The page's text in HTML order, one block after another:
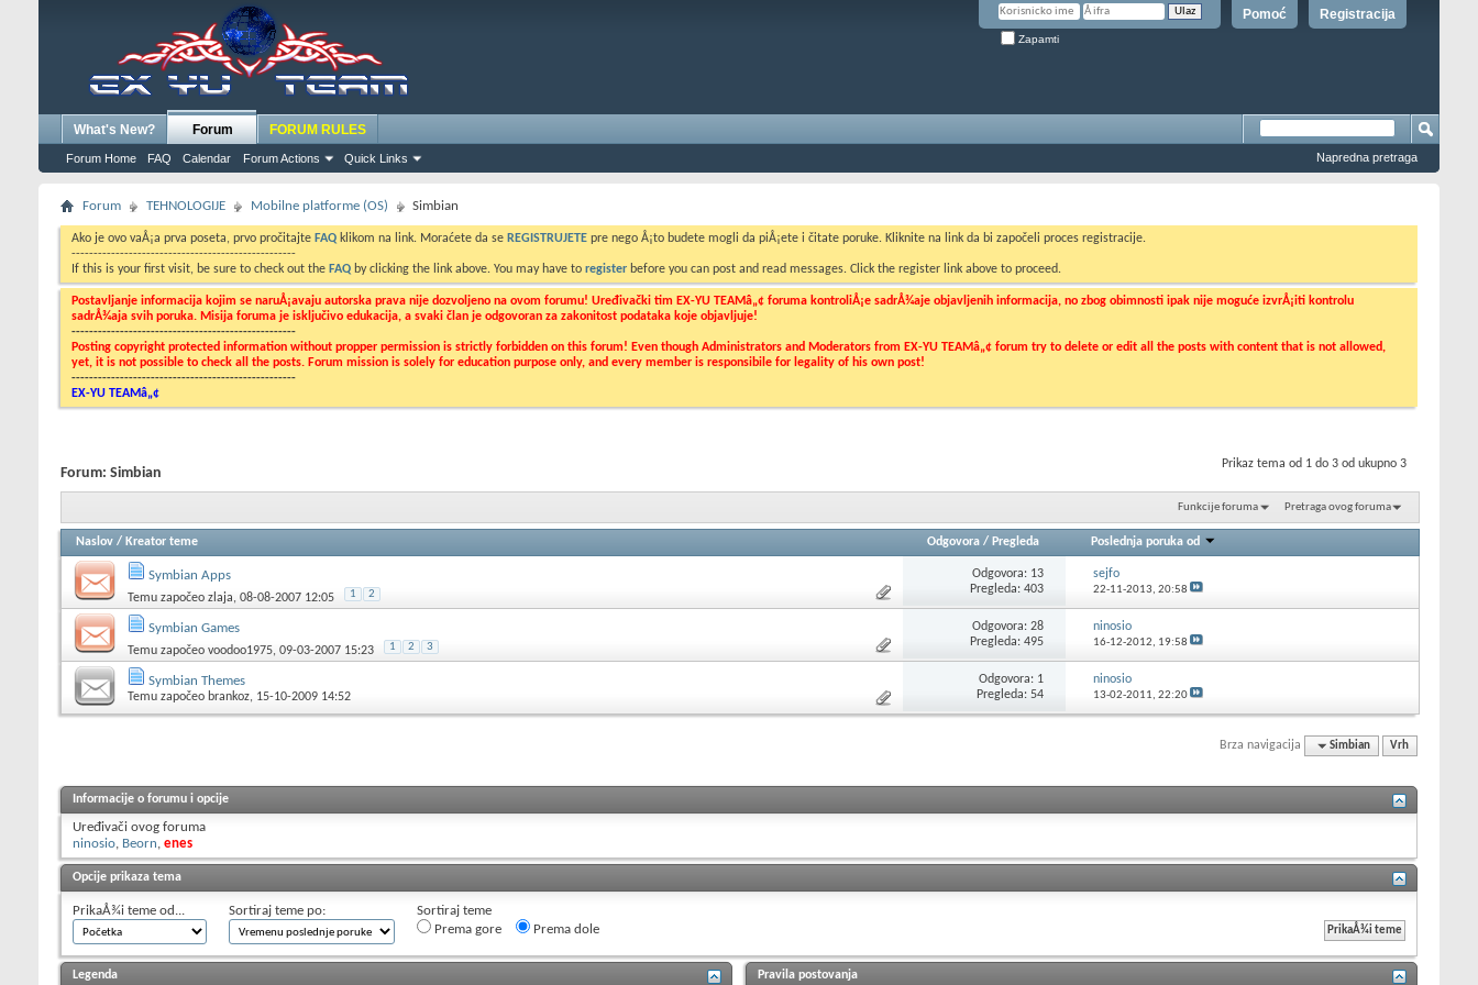
Registracija
Pomoć
Zapamti
What's New? Forum
Forum Home FAQ Calendar Forum Actions Quick Links
FORUM RULES
Napredna pretraga
Forum TEHNOLOGIJE Mobilne platforme (OS) Simbian
Ako je ovo vaÅ¡a prva poseta, prvo pročitajte FAQ klikom na link. Moraćete da se REGISTRUJETE pre nego Å¡to budete mogli da piÅ¡ete i čitate poruke. Kliknite na link da bi započeli proces registracije.
---------------------------------------------------
If this is your first visit, be sure to check out the FAQ by clicking the link above. You may have to register before you can post and read messages. Click the register link above to proceed.
Postavljanje informacija kojim se naruÅ¡avaju autorska prava nije dozvoljeno na ovom forumu! Uređivački tim EX-YU TEAMâ„¢ foruma kontroliÅ¡e sadrÅ¾aje objavljenih informacija, no zbog obimnosti ipak nije moguće izvrÅ¡iti kontrolu
sadrÅ¾aja svih poruka. Misija foruma je isključivo edukacija, a svaki član je odgovoran za zakonitost podataka koje objavljuje!
---------------------------------------------------
Posting copyright protected information without propper permission is strictly forbidden on this forum! Even though Administrators and Moderators from EX-YU TEAMâ„¢ forum try to delete or edit all the posts with content that is not allowed,
yet, it is not possible to check all the posts. Forum mission is solely for education purpose only, and every member is responsibile for legality of his own post!
---------------------------------------------------
EX-YU TEAMâ„¢
Prikaz tema od 1 do 3 od ukupno 3
Forum: Simbian
Funkcije foruma Pretraga ovog foruma
Naslov / Kreator teme Odgovora / Pregleda Poslednja poruka od
Symbian Apps
Temu započeo zlaja, 08-08-2007 12:05 1 2
Odgovora: 13
Pregleda: 403
sejfo
22-11-2013, 20:58
Symbian Games
Temu započeo voodoo1975, 09-03-2007 15:23 1 2 3
Odgovora: 28
Pregleda: 495
ninosio
16-12-2012, 19:58
Symbian Themes
Temu započeo brankoz, 15-10-2009 14:52
Odgovora: 1
Pregleda: 54
ninosio
13-02-2011, 22:20
Brza navigacija Simbian Vrh
Informacije o forumu i opcije
Uređivači ovog foruma
ninosio, Beorn, enes
Opcije prikaza tema
PrikaÅ¾i teme od... Sortiraj teme po:
Sortiraj teme
Prema gore
Prema dole
Legenda Pravila postovanja